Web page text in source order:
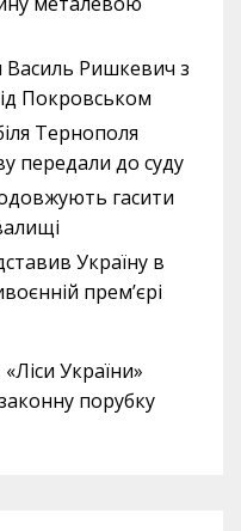
Василь Ришкевич з
Покровськом
Тернополя
передали до суду
гасити
Україну в
прем’єрі
України»
порубку